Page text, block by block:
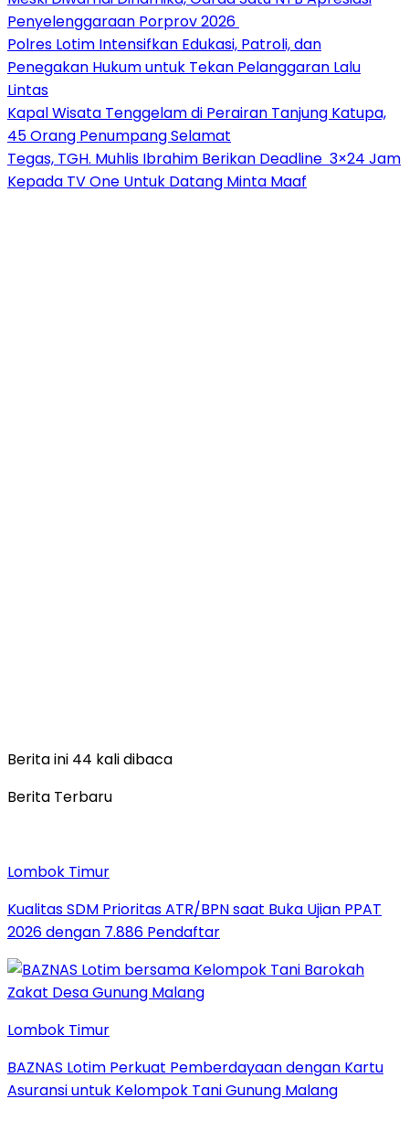
Penyelenggaraan Porprov 2026 ‎
Polres Lotim Intensifkan Edukasi, Patroli, dan
Penegakan Hukum untuk Tekan Pelanggaran Lalu
Lintas
Kapal Wisata Tenggelam di Perairan Tanjung Katupa,
45 Orang Penumpang Selamat
Tegas, TGH. Muhlis Ibrahim Berikan Deadline 3×24 Jam
Kepada TV One Untuk Datang Minta Maaf
Berita ini 44 kali dibaca
Berita Terbaru
Lombok Timur
Kualitas SDM Prioritas ATR/BPN saat Buka Ujian PPAT
2026 dengan 7.886 Pendaftar
Lombok Timur
BAZNAS Lotim Perkuat Pemberdayaan dengan Kartu
Asuransi untuk Kelompok Tani Gunung Malang